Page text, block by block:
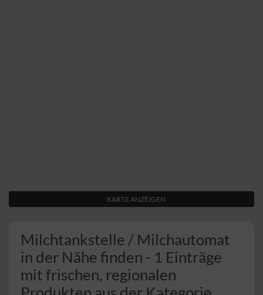
KARTE ANZEIGEN
Milchtankstelle / Milchautomat
in der Nähe finden - 1 Einträge
mit frischen, regionalen